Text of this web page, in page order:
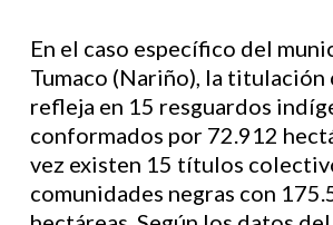
En el caso específico del
Tumaco (Nariño), la titulación
refleja en 15 resguardos
conformados por 72.912
vez existen 15 títulos
comunidades negras con